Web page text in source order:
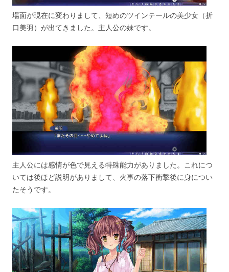
場面が現在に変わりまして、短めのツインテールの美少女（折
口美羽）が出てきました。主人公の妹です。
主人公には感情が色で見える特殊能力がありました。これにつ
いては後ほど説明がありまして、火事の落下衝撃後に身につい
たそうです。